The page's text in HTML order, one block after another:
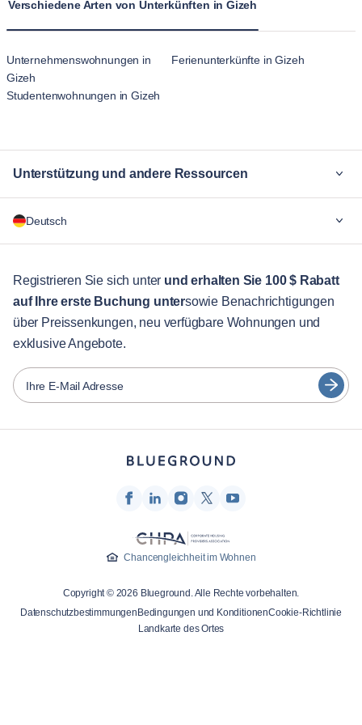
Zayed sind für längere Aufenthalte konzipiert und vermitteln
ein heimischeres Gefühl als die vorübergehende Atmosphäre
von Hotelunterkünften.
Verschiedene Arten von Unterkünften in Gizeh
Unternehmenswohnungen in
Gizeh
Ferienunterkünfte in Gizeh
Studentenwohnungen in Gizeh
Unterstützung und andere Ressourcen
Für Unternehmen
Gästebetreuung
Stadt-Guide
Partner
Vermieter von Möbeln
Vermieter
Franchise-Partner
Deutsch
English
Português
Español
Français
Türkçe
Registrieren Sie sich unter und erhalten Sie 100 $ Rabatt
auf Ihre erste Buchung untersowie Benachrichtigungen
über Preissenkungen, neu verfügbare Wohnungen und
exklusive Angebote.
Ihre E-Mail Adresse
Chancengleichheit im Wohnen
Copyright © 2026 Blueground. Alle Rechte vorbehalten.
DatenschutzbestimmungenBedingungen und KonditionenCookie-Richtlinie
Landkarte des Ortes